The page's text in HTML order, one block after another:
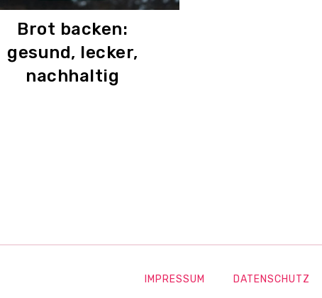
Brot backen:
gesund, lecker,
nachhaltig
IMPRESSUM DATENSCHUTZ